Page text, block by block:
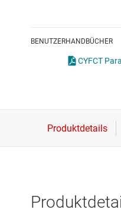
BENUTZERHANDBÜCHER
CYFCT